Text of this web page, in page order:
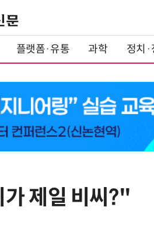
플랫폼·유통 과학 정치·
제일 비씨?"